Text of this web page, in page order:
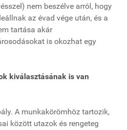
nem beszélve arról, hogy
az évad vége után, és a
tartása akár
is okozhat egy
kiválasztásának is van
A munkakörömhöz tartozik,
között utazok és rengeteg